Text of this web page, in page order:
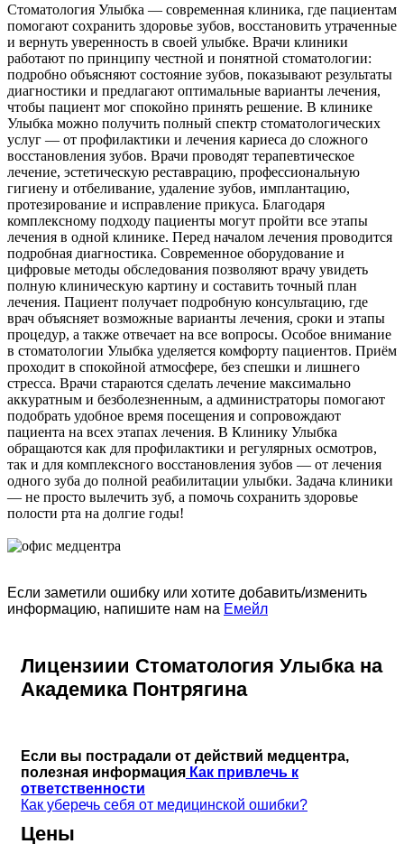
Стоматология Улыбка — современная клиника, где пациентам
помогают сохранить здоровье зубов, восстановить утраченные
и вернуть уверенность в своей улыбке. Врачи клиники
работают по принципу честной и понятной стоматологии:
подробно объясняют состояние зубов, показывают результаты
диагностики и предлагают оптимальные варианты лечения,
чтобы пациент мог спокойно принять решение. В клинике
Улыбка можно получить полный спектр стоматологических
услуг — от профилактики и лечения кариеса до сложного
восстановления зубов. Врачи проводят терапевтическое
лечение, эстетическую реставрацию, профессиональную
гигиену и отбеливание, удаление зубов, имплантацию,
протезирование и исправление прикуса. Благодаря
комплексному подходу пациенты могут пройти все этапы
лечения в одной клинике. Перед началом лечения проводится
подробная диагностика. Современное оборудование и
цифровые методы обследования позволяют врачу увидеть
полную клиническую картину и составить точный план
лечения. Пациент получает подробную консультацию, где
врач объясняет возможные варианты лечения, сроки и этапы
процедур, а также отвечает на все вопросы. Особое внимание
в стоматологии Улыбка уделяется комфорту пациентов. Приём
проходит в спокойной атмосфере, без спешки и лишнего
стресса. Врачи стараются сделать лечение максимально
аккуратным и безболезненным, а администраторы помогают
подобрать удобное время посещения и сопровождают
пациента на всех этапах лечения. В Клинику Улыбка
обращаются как для профилактики и регулярных осмотров,
так и для комплексного восстановления зубов — от лечения
одного зуба до полной реабилитации улыбки. Задача клиники
— не просто вылечить зуб, а помочь сохранить здоровье
полости рта на долгие годы!
Если заметили ошибку или хотите добавить/изменить
информацию, напишите нам на Емейл
Лицензиии Стоматология Улыбка на
Академика Понтрягина
Если вы пострадали от действий медцентра,
полезная информация Как привлечь к
ответственности
Как уберечь себя от медицинской ошибки?
Цены